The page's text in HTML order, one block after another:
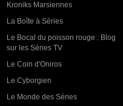
Kroniks Marsiennes
La Boîte à Séries
Le Bocal du poisson rouge : Blog
sur les Séries TV
Le Coin d'Oniros
Le Cyborgien
Le Monde des Séries